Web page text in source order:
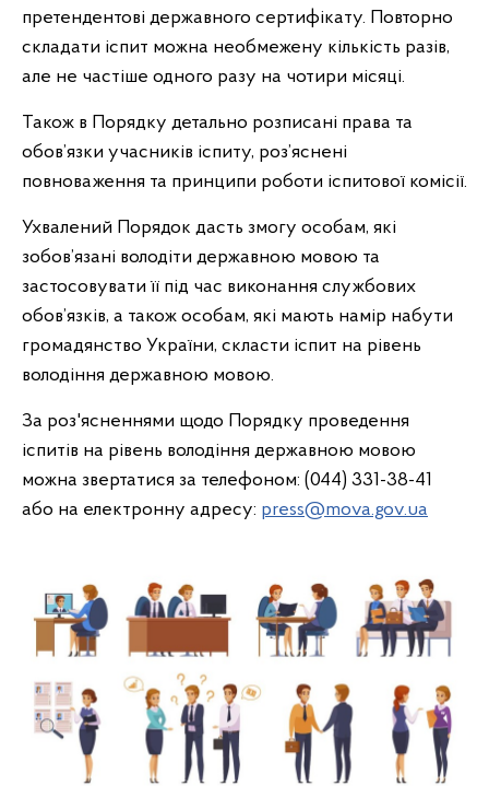
претендентові державного сертифікату. Повторно
складати іспит можна необмежену кількість разів,
але не частіше одного разу на чотири місяці.
Також в Порядку детально розписані права та
обов’язки учасників іспиту, роз’яснені
повноваження та принципи роботи іспитової комісії.
Ухвалений Порядок дасть змогу особам, які
зобов’язані володіти державною мовою та
застосовувати її під час виконання службових
обов’язків, а також особам, які мають намір набути
громадянство України, скласти іспит на рівень
володіння державною мовою.
За роз'ясненнями щодо Порядку проведення
іспитів на рівень володіння державною мовою
можна звертатися за телефоном: (044) 331-38-41
або на електронну адресу: press@mova.gov.ua